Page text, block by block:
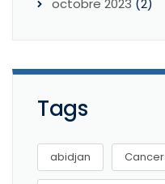
octobre 2023 (2)
Tags
abidjan Cancer